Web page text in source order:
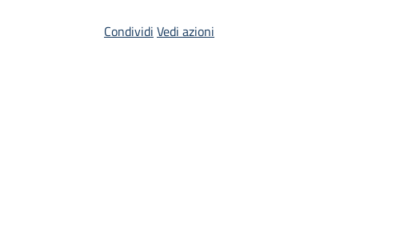
Condividi Vedi azioni